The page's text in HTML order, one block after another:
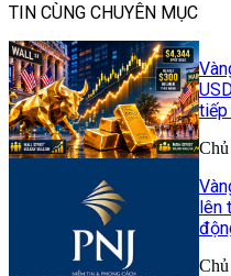
TIN CÙNG CHUYÊN MỤC
tiếp
lên